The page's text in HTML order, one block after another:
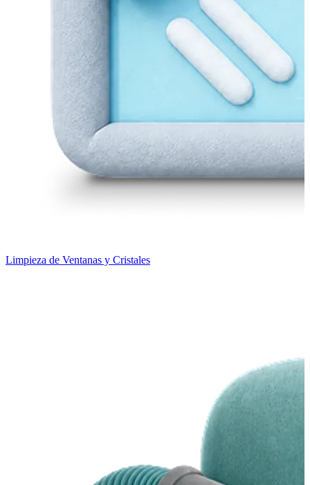
Limpieza de Ventanas y Cristales